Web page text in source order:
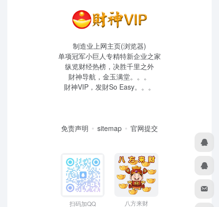
制造业上网主页(浏览器)
单项冠军小巨人专精特新企业之家
纵览财经热榜，决胜千里之外
財神导航，金玉满堂。。。
財神VIP，发財So Easy。。。
免责声明 sitemap 官网提交
扫码加QQ 八方来财